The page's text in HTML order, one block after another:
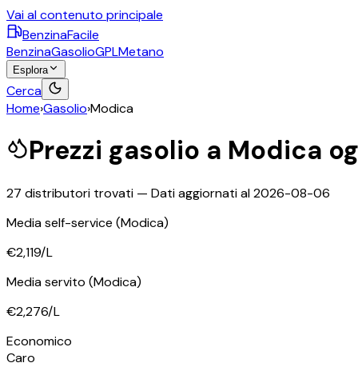
Vai al contenuto principale
BenzinaFacile
BenzinaGasolioGPLMetano
Esplora
Cerca
Home›Gasolio›Modica
Prezzi gasolio a Modica
27 distributori trovati — Dati aggiornati al2026-08-06
Media self-service (Modica)
€2,119/L
Media servito (Modica)
€2,276/L
Economico
Caro